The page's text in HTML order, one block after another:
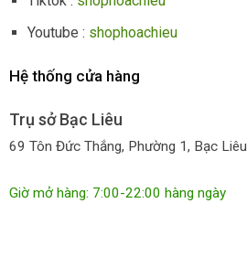
Youtube : shophoachieu
Hệ thống cửa hàng
Trụ sở Bạc Liêu
69 Tôn Đức Thắng, Phường 1, Bạc Liêu
Giờ mở hàng: 7:00-22:00 hàng ngày